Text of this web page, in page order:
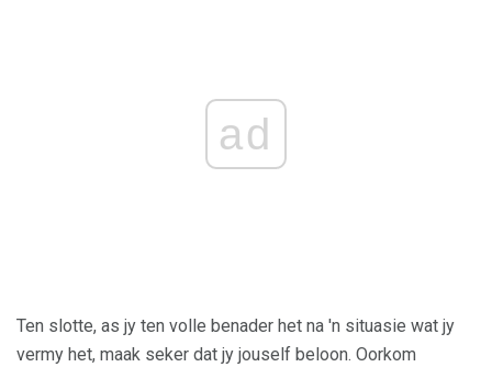
ad
Ten slotte, as jy ten volle benader het na 'n situasie wat jy
vermy het, maak seker dat jy jouself beloon. Oorkom